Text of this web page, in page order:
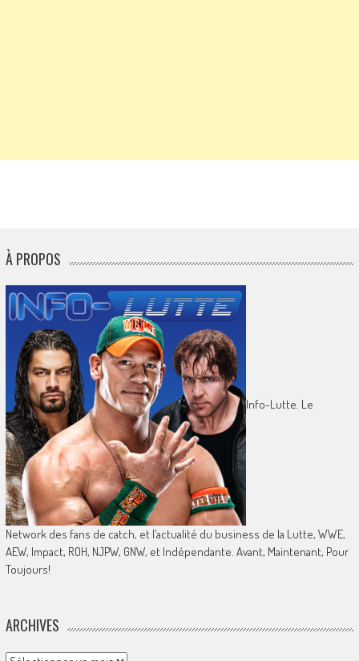
À PROPOS
Info-Lutte. Le
Network des fans de catch, et l’actualité du business de la Lutte, WWE,
AEW, Impact, ROH, NJPW, GNW, et Indépendante. Avant, Maintenant, Pour
Toujours!
ARCHIVES